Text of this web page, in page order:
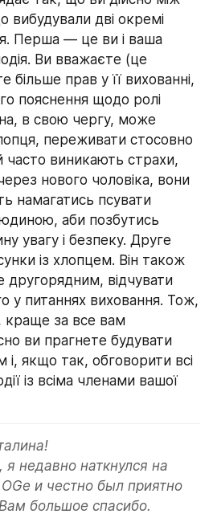
вибудували дві окремі
Перша — це ви і ваша
Ви вважаєте (це
прав у її вихованні,
пояснення щодо ролі
в свою чергу, може
переживати стосовно
часто виникають страхи,
нового чоловіка, вони
намагатись псувати
аби позбутись
увагу і безпеку. Друге
із хлопцем. Він також
відчувати
у питаннях виховання. Тож,
краще за все вам
ви прагнете будувати
і, якщо так, обговорити всі
із всіма членами вашої
недавно наткнулся на
и честно был приятно
большое спасибо.